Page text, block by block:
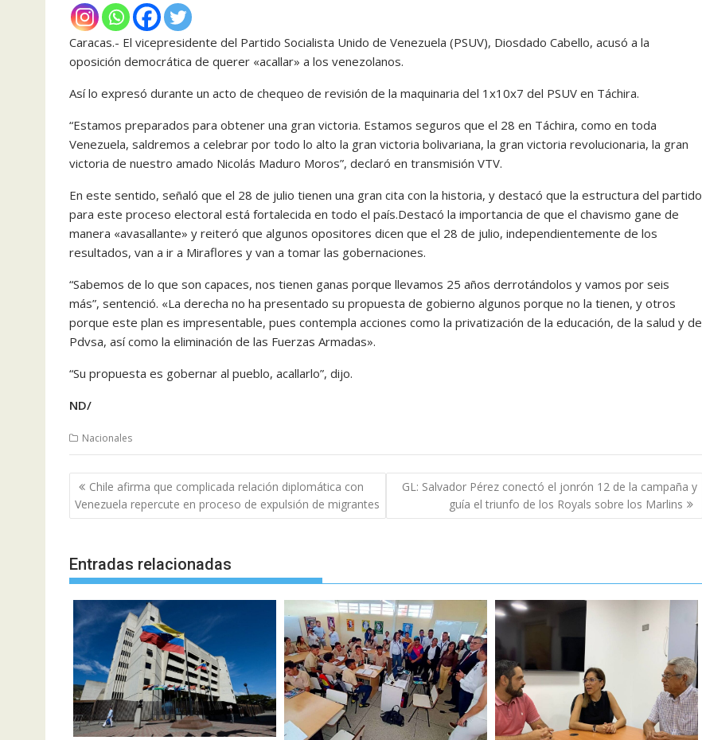
Caracas.- El vicepresidente del Partido Socialista Unido de Venezuela (PSUV), Diosdado Cabello, acusó a la
oposición democrática de querer «acallar» a los venezolanos.
Así lo expresó durante un acto de chequeo de revisión de la maquinaria del 1x10x7 del PSUV en Táchira.
“Estamos preparados para obtener una gran victoria. Estamos seguros que el 28 en Táchira, como en toda
Venezuela, saldremos a celebrar por todo lo alto la gran victoria bolivariana, la gran victoria revolucionaria, la gran
victoria de nuestro amado Nicolás Maduro Moros”, declaró en transmisión VTV.
En este sentido, señaló que el 28 de julio tienen una gran cita con la historia, y destacó que la estructura del partido
para este proceso electoral está fortalecida en todo el país.Destacó la importancia de que el chavismo gane de
manera «avasallante» y reiteró que algunos opositores dicen que el 28 de julio, independientemente de los
resultados, van a ir a Miraflores y van a tomar las gobernaciones.
“Sabemos de lo que son capaces, nos tienen ganas porque llevamos 25 años derrotándolos y vamos por seis
más”, sentenció. «La derecha no ha presentado su propuesta de gobierno algunos porque no la tienen, y otros
porque este plan es impresentable, pues contempla acciones como la privatización de la educación, de la salud y de
Pdvsa, así como la eliminación de las Fuerzas Armadas».
“Su propuesta es gobernar al pueblo, acallarlo”, dijo.
ND/
Nacionales
Navegación
de
entradas
Chile afirma que complicada relación diplomática con
Venezuela repercute en proceso de expulsión de migrantes
GL: Salvador Pérez conectó el jonrón 12 de la campaña y
guía el triunfo de los Royals sobre los Marlins
Entradas relacionadas